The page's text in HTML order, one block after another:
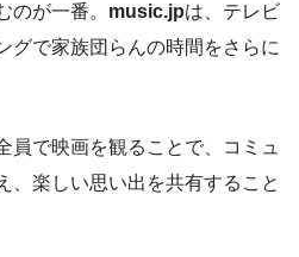
のが一番。 music.jpは、テレビ
グで家族団らんの時間をさらに
員で映画を観ることで、コミュ
、楽しい思い出を共有すること